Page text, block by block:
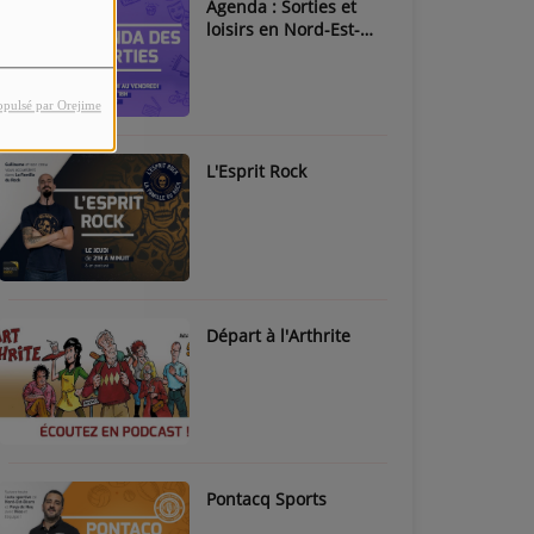
par Orejime
Agenda : Sorties et
loisirs en Nord-Est-
L'Esprit Rock
Départ à l'Arthrite
Pontacq Sports